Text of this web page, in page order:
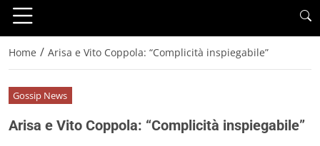
Home / Arisa e Vito Coppola: “Complicità inspiegabile”
Gossip News
Arisa e Vito Coppola: “Complicità inspiegabile”